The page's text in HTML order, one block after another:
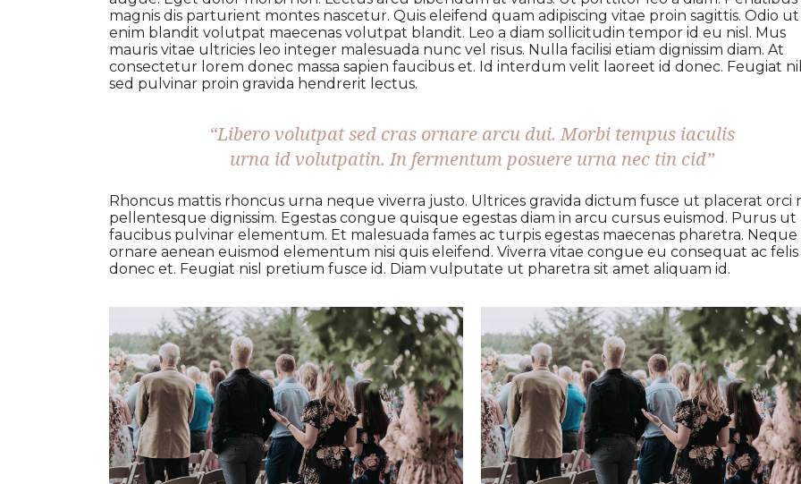
magnis dis parturient montes nascetur. Quis eleifend quam adipiscing vitae proin sagittis. Odio ut
enim blandit volutpat maecenas volutpat blandit. Leo a diam sollicitudin tempor id eu nisl. Mus
mauris vitae ultricies leo integer malesuada nunc vel risus. Nulla facilisi etiam dignissim diam. At
consectetur lorem donec massa sapien faucibus et. Id interdum velit laoreet id donec. Feugiat
sed pulvinar proin gravida hendrerit lectus.
“Libero volutpat sed cras ornare arcu dui. Morbi tempus iaculis
urna id volutpatin. In fermentum posuere urna nec tin cid”
Rhoncus mattis rhoncus urna neque viverra justo. Ultrices gravida dictum fusce ut placerat orci
pellentesque dignissim. Egestas congue quisque egestas diam in arcu cursus euismod. Purus ut
faucibus pulvinar elementum. Et malesuada fames ac turpis egestas maecenas pharetra. Neque
ornare aenean euismod elementum nisi quis eleifend. Viverra vitae congue eu consequat ac felis
donec et. Feugiat nisl pretium fusce id. Diam vulputate ut pharetra sit amet aliquam id.